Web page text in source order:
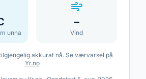
unna
–
Vind
akkurat nå. Se værvarsel på
Yr.no